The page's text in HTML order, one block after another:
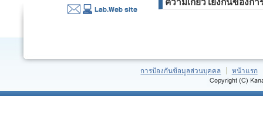
ความเกี่ยวโยงกันของกา
การป้องกันข้อมูลส่วนบุคคล หน้าแรก